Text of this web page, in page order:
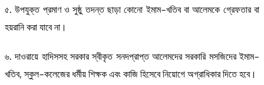
৫. উপযুক্ত প্রমাণ ও সুষ্ঠু তদন্ত ছাড়া কোনো ইমাম–খতিব বা আলেমকে গ্রেফতার বা
হয়রানি করা যাবে না।
৬. দাওরায়ে হাদিসসহ সরকার স্বীকৃত সনদপ্রাপ্ত আলেমদের সরকারি মসজিদের ইমাম–
খতিব, স্কুল–কলেজের ধর্মীয় শিক্ষক এবং কাজি হিসেবে নিয়োগে অগ্রাধিকার দিতে হবে।